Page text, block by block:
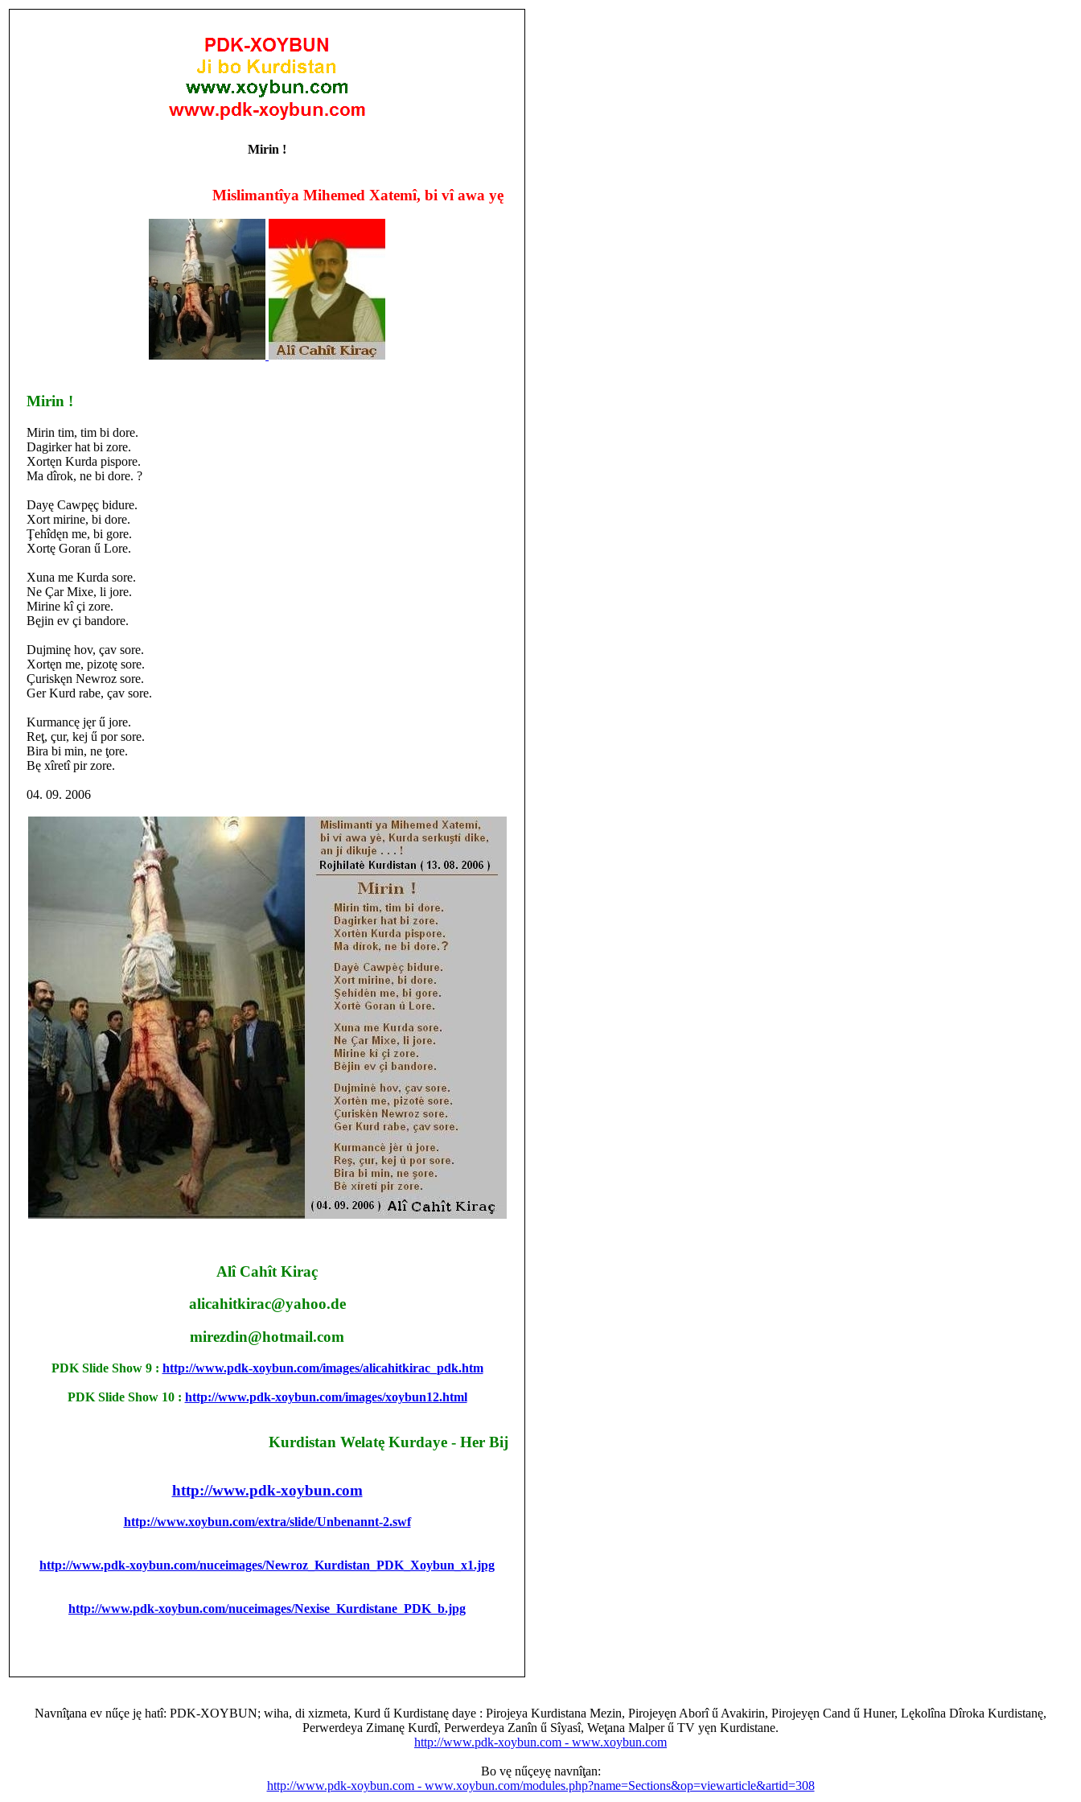
Mirin !
Mislimantîya Mihemed Xatemî, bi vî awa yę Kurda serkuţtî dike an jî dikuje ...! Kuţtina Kurdę, Rojhilatę Kurdistan. ( 13. 08. 2006 )
Mirin !
Mirin tim, tim bi dore.
Dagirker hat bi zore.
Xortęn Kurda pispore.
Ma dîrok, ne bi dore. ?
Dayę Cawpęç bidure.
Xort mirine, bi dore.
Ţehîdęn me, bi gore.
Xortę Goran ű Lore.
Xuna me Kurda sore.
Ne Çar Mixe, li jore.
Mirine kî çi zore.
Bęjin ev çi bandore.
Dujminę hov, çav sore.
Xortęn me, pizotę sore.
Çuriskęn Newroz sore.
Ger Kurd rabe, çav sore.
Kurmancę jęr ű jore.
Reţ, çur, kej ű por sore.
Bira bi min, ne ţore.
Bę xîretî pir zore.
04. 09. 2006
Alî Cahît Kiraç
alicahitkirac@yahoo.de
mirezdin@hotmail.com
PDK Slide Show 9 : http://www.pdk-xoybun.com/images/alicahitkirac_pdk.htm
PDK Slide Show 10 : http://www.pdk-xoybun.com/images/xoybun12.html
Kurdistan Welatę Kurdaye - Her Bijî Kurd ű Kurdistan
http://www.pdk-xoybun.com
http://www.xoybun.com/extra/slide/Unbenannt-2.swf
http://www.pdk-xoybun.com/nuceimages/Newroz_Kurdistan_PDK_Xoybun_x1.jpg
http://www.pdk-xoybun.com/nuceimages/Nexise_Kurdistane_PDK_b.jpg
Navnîţana ev nűçe ję hatî: PDK-XOYBUN; wiha, di xizmeta, Kurd ű Kurdistanę daye : Pirojeya Kurdistana Mezin, Pirojeyęn Aborî ű Avakirin, Pirojeyęn Cand ű Huner, Lękolîna Dîroka Kurdistanę,
Perwerdeya Zimanę Kurdî, Perwerdeya Zanîn ű Sîyasî, Weţana Malper ű TV yęn Kurdistane.
http://www.pdk-xoybun.com - www.xoybun.com
Bo vę nűçeyę navnîţan:
http://www.pdk-xoybun.com - www.xoybun.com/modules.php?name=Sections&op=viewarticle&artid=308